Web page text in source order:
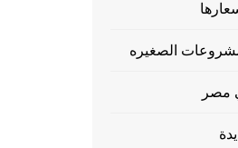
الصغيره
مصر